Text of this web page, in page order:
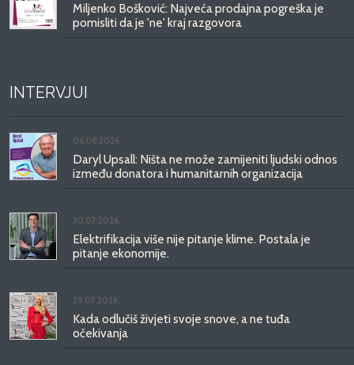
Miljenko Bošković: Najveća prodajna pogreška je
pomisliti da je 'ne' kraj razgovora
INTERVJUI
06.08.2026.
Daryl Upsall: Ništa ne može zamijeniti ljudski odnos
između donatora i humanitarnih organizacija
30.07.2026.
Elektrifikacija više nije pitanje klime. Postala je
pitanje ekonomije.
29.07.2026.
Kada odlučiš živjeti svoje snove, a ne tuđa
očekivanja